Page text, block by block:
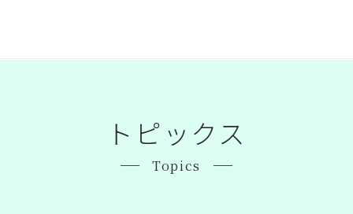
トピックス
Topics